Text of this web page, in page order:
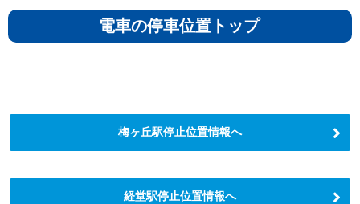
電車の停車位置トップ
梅ヶ丘駅停止位置情報へ
経堂駅停止位置情報へ